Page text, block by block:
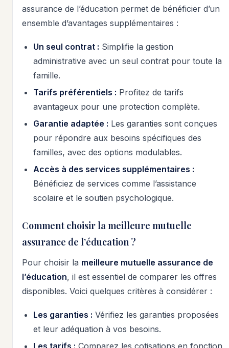
assurance de l’éducation permet de bénéficier d’un
ensemble d’avantages supplémentaires :
Un seul contrat : Simplifie la gestion
administrative avec un seul contrat pour toute la
famille.
Tarifs préférentiels : Profitez de tarifs
avantageux pour une protection complète.
Garantie adaptée : Les garanties sont conçues
pour répondre aux besoins spécifiques des
familles, avec des options modulables.
Accès à des services supplémentaires :
Bénéficiez de services comme l’assistance
scolaire et le soutien psychologique.
Comment choisir la meilleure mutuelle
assurance de l’éducation ?
Pour choisir la meilleure mutuelle assurance de
l’éducation, il est essentiel de comparer les offres
disponibles. Voici quelques critères à considérer :
Les garanties : Vérifiez les garanties proposées
et leur adéquation à vos besoins.
Les tarifs : Comparez les cotisations en fonction